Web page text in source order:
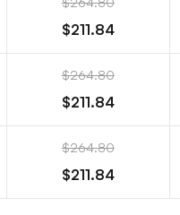
$211.84
$264.80
$211.84
$264.80
$211.84